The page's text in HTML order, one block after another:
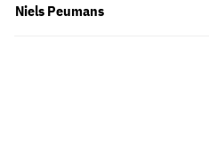
Niels Peumans